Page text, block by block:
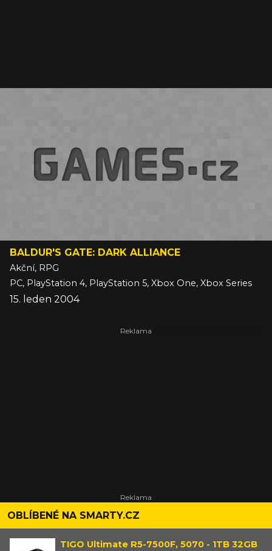
BALDUR'S GATE: DARK ALLIANCE
Akční, RPG
PC, PlayStation 4, PlayStation 5, Xbox One, Xbox Series
15. leden 2004
OBLÍBENÉ NA SMARTY.CZ
TIGO Ultimate R5-7500F, 5070 - 1TB 32GB